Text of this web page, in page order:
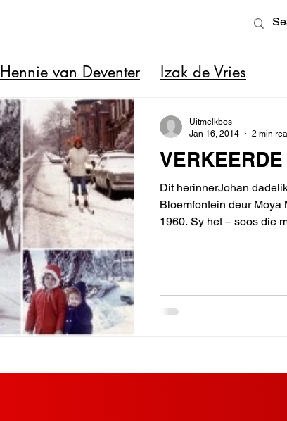
Hennie van Deventer Izak de Vries
Dit herinnerJohan
Bloemfontein deur Moya
1960. Sy het – soos die
Uitmelkbos
Jan 16, 2014
2 min